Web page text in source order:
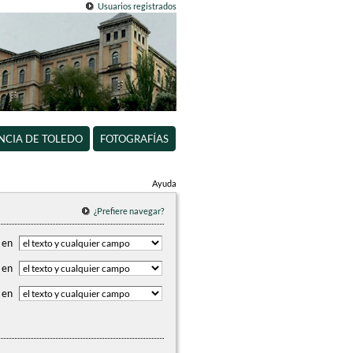
Usuarios registrados
DE TOLEDO FOTOGRAFÍAS
Ayuda
¿Prefiere navegar?
en
en
en